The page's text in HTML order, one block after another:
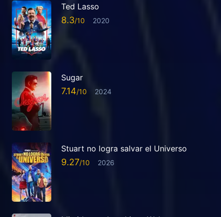
Ted Lasso
8.3 2020
Sugar
7.14 2024
Stuart no logra salvar el Universo
9.27 2026